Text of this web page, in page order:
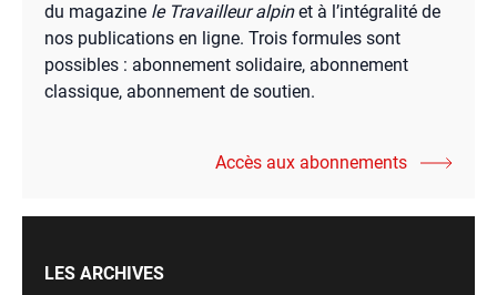
du magazine le Travailleur alpinet à l’intégralité de
nos publications en ligne. Trois formules sont
possibles : abonnement solidaire, abonnement
classique, abonnement de soutien.
Accès aux abonnements
LES ARCHIVES